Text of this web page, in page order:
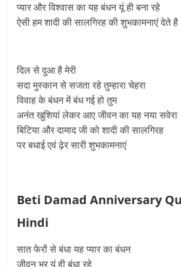
प्यार और विश्वास का यह बंधन यूं ही बना रहे
ऐसी हम शादी की सालगिरह की शुभकामनाएं देते है
दिल से दुआ है मेरी
सदा मुस्कान से सजता रहे तुम्हारा चेहरा
विवाह के बंधन में बंध गई हो तुम
अनंत खुशियां लेकर आए जीवन का यह नया सवेरा
बिटिया और दामाद जी को शादी की सालगिरह
पर बधाई एवं ढ़ेर सारी शुभकामनाएं
Beti Damad Anniversary
Hindi
सात फेरों से बंधा यह प्यार का बंधन
जीवन भर यूं ही बंधा रहे